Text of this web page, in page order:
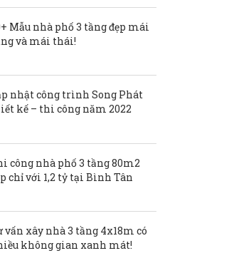
Mẫu nhà phố 3 tầng đẹp mái
và mái thái!
nhật công trình Song Phát
kế – thi công năm 2022
công nhà phố 3 tầng 80m2
chỉ với 1,2 tỷ tại Bình Tân
vấn xây nhà 3 tầng 4x18m có
không gian xanh mát!